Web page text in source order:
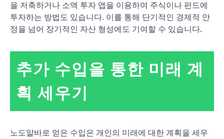
을 저축하거나 소액 투자 앱을 이용하여 주식이나 펀드에
투자하는 방법도 있습니다. 이를 통해 단기적인 경제적 안
정을 넘어 장기적인 자산 형성에도 기여할 수 있습니다.
추가 수입을 통한 미래 계
획 세우기
노도알바로 얻은 수입은 개인의 미래에 대한 계획을 세우